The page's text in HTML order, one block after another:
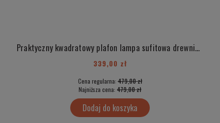
Praktyczny kwadratowy plafon lampa sufitowa drewniana z szybą matową na żarówkę E27 malowana na złoto CASERTA 1803 srednia
339,00 zł
Cena regularna:479,00 zł
Najniższa cena: 479,00 zł
Dodaj do koszyka